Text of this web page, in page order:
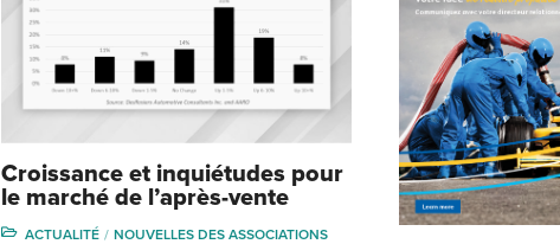
Croissance et inquiétudes pour
le marché de l’après-vente
ACTUALITÉ NOUVELLES DES ASSOCIATIONS